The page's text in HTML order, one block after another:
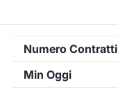
Numero Contratti
Min Oggi